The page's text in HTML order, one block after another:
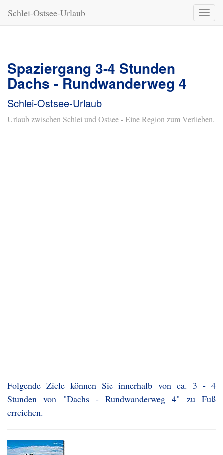
ein-/
Schlei-Ostsee-Urlaub
Spaziergang 3-4 Stunden
Dachs - Rundwanderweg 4
Schlei-Ostsee-Urlaub
Urlaub zwischen Schlei und Ostsee - Eine Region zum Verlieben.
Folgende Ziele können Sie innerhalb von ca. 3 - 4
Stunden von "Dachs - Rundwanderweg 4" zu Fuß
erreichen.